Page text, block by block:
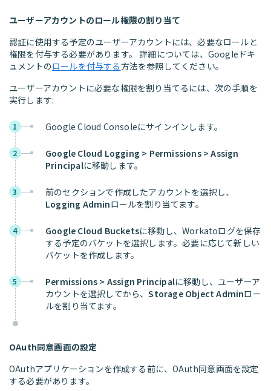
ユーザーアカウントのロール権限の割り当て
認証に使用する予定のユーザーアカウントには、必要なロールと
権限を付与する必要があります。 詳細については、Googleドキ
ュメントのロールを付与する方法を参照してください。
ユーザーアカウントに必要な権限を割り当てるには、次の手順を
実行します:
1 Google Cloud Consoleにサインインします。
2
Google Cloud Logging > Permissions > Assign
Principalに移動します。
3
前のセクションで作成したアカウントを選択し、
Logging Adminロールを割り当てます。
4 Google Cloud Bucketsに移動し、Workatoログを保存
する予定のバケットを選択します。必要に応じて新しい
バケットを作成します。
5 Permissions > Assign Principalに移動し、ユーザーア
カウントを選択してから、Storage Object Adminロー
ルを割り当てます。
OAuth同意画面の設定
OAuthアプリケーションを作成する前に、OAuth同意画面を設定
する必要があります。